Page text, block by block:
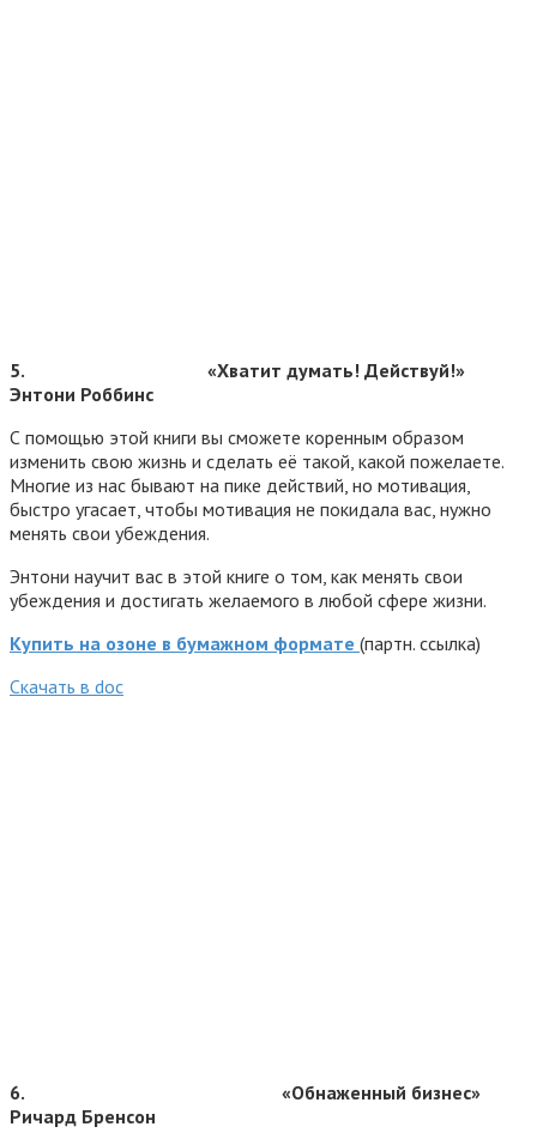
5.
«Хватит думать! Действуй!»
Энтони Роббинс
С помощью этой книги вы сможете коренным образом
изменить свою жизнь и сделать её такой, какой пожелаете.
Многие из нас бывают на пике действий, но мотивация,
быстро угасает, чтобы мотивация не покидала вас, нужно
менять свои убеждения.
Энтони научит вас в этой книге о том, как менять свои
убеждения и достигать желаемого в любой сфере жизни.
Купить на озоне в бумажном формате (партн. ссылка)
Cкачать в doc
6.
«Обнаженный бизнес»
Ричард Бренсон